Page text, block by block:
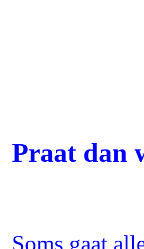
Praat dan
Soms gaat